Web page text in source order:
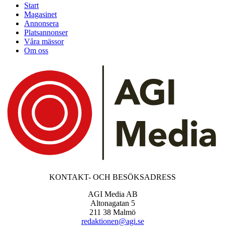
Start
Magasinet
Annonsera
Platsannonser
Våra mässor
Om oss
KONTAKT- OCH BESÖKSADRESS
AGI Media AB
Altonagatan 5
211 38 Malmö
redaktionen@agi.se